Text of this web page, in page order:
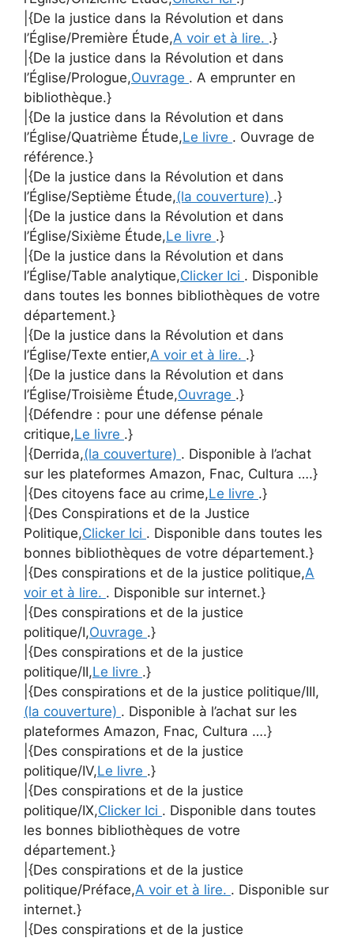
|{De la justice dans la Révolution et dans
l’Église/Première Étude,A voir et à lire. .}
|{De la justice dans la Révolution et dans
l’Église/Prologue,Ouvrage . A emprunter en
bibliothèque.}
|{De la justice dans la Révolution et dans
l’Église/Quatrième Étude,Le livre . Ouvrage de
référence.}
|{De la justice dans la Révolution et dans
l’Église/Septième Étude,(la couverture) .}
|{De la justice dans la Révolution et dans
l’Église/Sixième Étude,Le livre .}
|{De la justice dans la Révolution et dans
l’Église/Table analytique,Clicker Ici . Disponible
dans toutes les bonnes bibliothèques de votre
département.}
|{De la justice dans la Révolution et dans
l’Église/Texte entier,A voir et à lire. .}
|{De la justice dans la Révolution et dans
l’Église/Troisième Étude,Ouvrage .}
|{Défendre : pour une défense pénale
critique,Le livre .}
|{Derrida,(la couverture) . Disponible à l’achat
sur les plateformes Amazon, Fnac, Cultura ….}
|{Des citoyens face au crime,Le livre .}
|{Des Conspirations et de la Justice
Politique,Clicker Ici . Disponible dans toutes les
bonnes bibliothèques de votre département.}
|{Des conspirations et de la justice politique,A
voir et à lire. . Disponible sur internet.}
|{Des conspirations et de la justice
politique/I,Ouvrage .}
|{Des conspirations et de la justice
politique/II,Le livre .}
|{Des conspirations et de la justice politique/III,
(la couverture) . Disponible à l’achat sur les
plateformes Amazon, Fnac, Cultura ….}
|{Des conspirations et de la justice
politique/IV,Le livre .}
|{Des conspirations et de la justice
politique/IX,Clicker Ici . Disponible dans toutes
les bonnes bibliothèques de votre
département.}
|{Des conspirations et de la justice
politique/Préface,A voir et à lire. . Disponible sur
internet.}
|{Des conspirations et de la justice